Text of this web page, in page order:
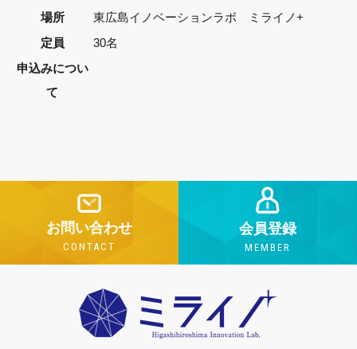
場所
東広島イノベーションラボ ミライノ+
定員
30名
申込みについ
て
お問い合わせ
CONTACT
会員登録
MEMBER